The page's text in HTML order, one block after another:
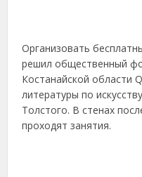
Организовать
решил общественный
Костанайской области
литературы по
Толстого. В стенах
проходят занятия.